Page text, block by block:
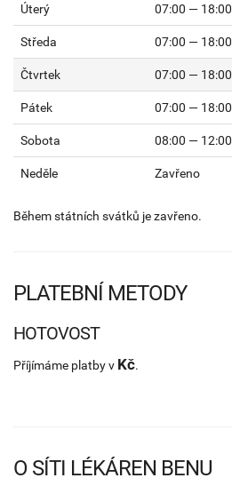
Úterý 07:00 — 18:00
Středa 07:00 — 18:00
Čtvrtek 07:00 — 18:00
Pátek 07:00 — 18:00
Sobota 08:00 — 12:00
Neděle Zavřeno
Během státních svátků je zavřeno.
PLATEBNÍ METODY
HOTOVOST
Příjímáme platby v Kč.
O SÍTI LÉKÁREN BENU